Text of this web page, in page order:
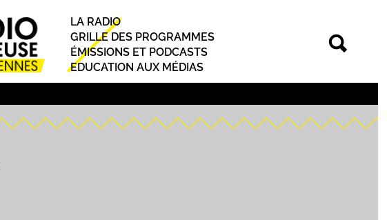
Principal
LA RADIO
GRILLE DES PROGRAMMES
ÉMISSIONS ET PODCASTS
EDUCATION AUX MÉDIAS